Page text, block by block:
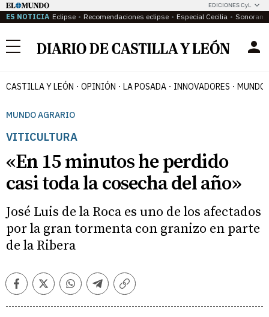
EDICIONES CyL
ES NOTICIA Eclipse Recomendaciones eclipse Especial Cecilia
Menú
CASTILLA Y LEÓN OPINIÓN LA POSADA INNOVADORES MUNDO
MUNDO AGRARIO
VITICULTURA
«En 15 minutos he perdido
casi toda la cosecha del año»
José Luis de la Roca es uno de los afectados
por la gran tormenta con granizo en parte
de la Ribera
FacebookTwitterWhatsappTelegramCopiar